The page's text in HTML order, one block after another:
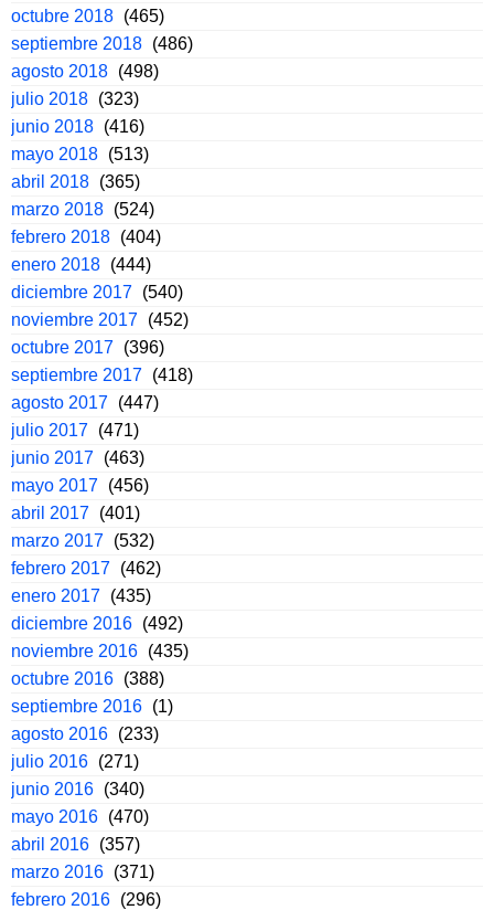
octubre 2018 (465)
septiembre 2018 (486)
agosto 2018 (498)
julio 2018 (323)
junio 2018 (416)
mayo 2018 (513)
abril 2018 (365)
marzo 2018 (524)
febrero 2018 (404)
enero 2018 (444)
diciembre 2017 (540)
noviembre 2017 (452)
octubre 2017 (396)
septiembre 2017 (418)
agosto 2017 (447)
julio 2017 (471)
junio 2017 (463)
mayo 2017 (456)
abril 2017 (401)
marzo 2017 (532)
febrero 2017 (462)
enero 2017 (435)
diciembre 2016 (492)
noviembre 2016 (435)
octubre 2016 (388)
septiembre 2016 (1)
agosto 2016 (233)
julio 2016 (271)
junio 2016 (340)
mayo 2016 (470)
abril 2016 (357)
marzo 2016 (371)
febrero 2016 (296)